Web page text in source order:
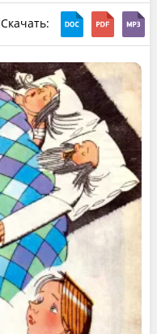
Скачать: